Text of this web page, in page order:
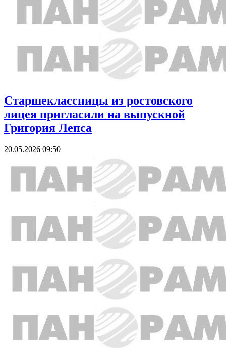
Старшеклассницы из ростовского
лицея пригласили на выпускной
Григория Лепса
20.05.2026 09:50